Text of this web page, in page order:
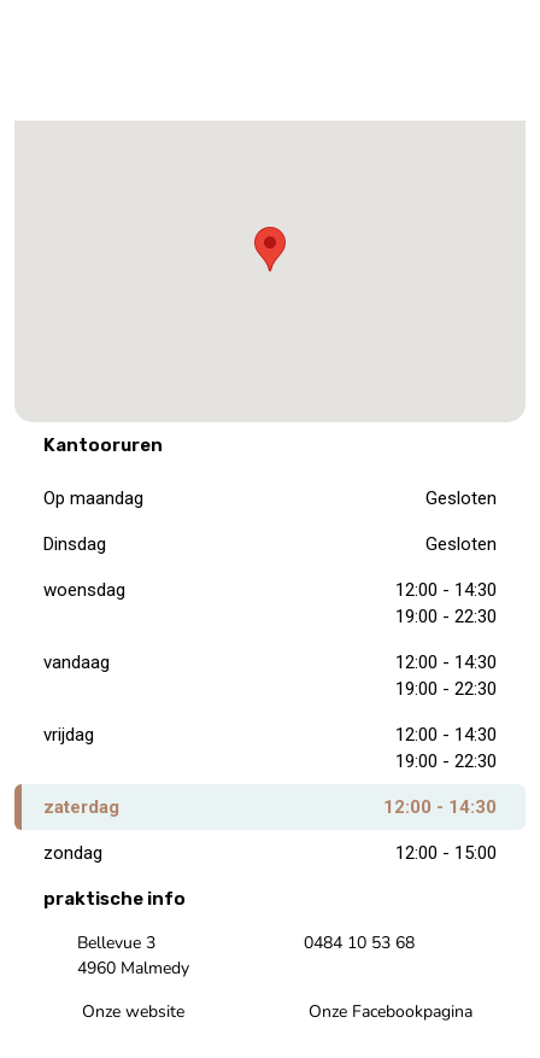
Kantooruren
Op maandag Gesloten
Dinsdag Gesloten
woensdag
12:00 - 14:30
19:00 - 22:30
vandaag
12:00 - 14:30
19:00 - 22:30
vrijdag
12:00 - 14:30
19:00 - 22:30
zaterdag 12:00 - 14:30
zondag 12:00 - 15:00
praktische info
Bellevue 3
4960 Malmedy
0484 10 53 68
Onze website Onze Facebookpagina